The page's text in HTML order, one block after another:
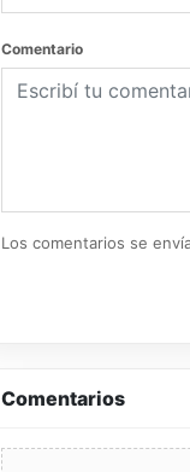
Comentario
Los comentarios se
Comentarios